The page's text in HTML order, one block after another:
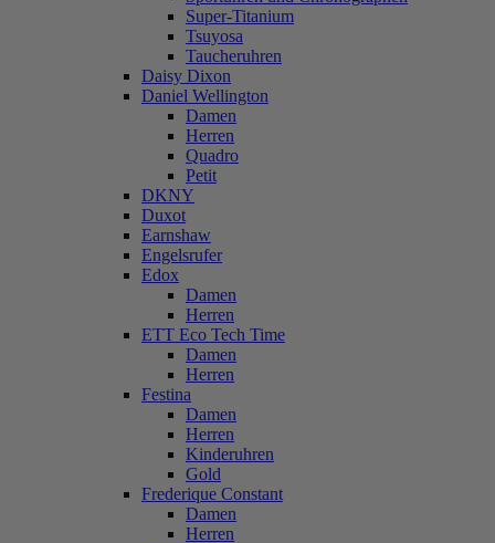
Super-Titanium
Tsuyosa
Taucheruhren
Daisy Dixon
Daniel Wellington
Damen
Herren
Quadro
Petit
DKNY
Duxot
Earnshaw
Engelsrufer
Edox
Damen
Herren
ETT Eco Tech Time
Damen
Herren
Festina
Damen
Herren
Kinderuhren
Gold
Frederique Constant
Damen
Herren